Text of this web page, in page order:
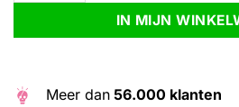
IN MIJN
Meer dan 56.000 klanten